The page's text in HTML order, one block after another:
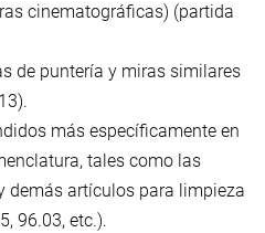
cinematográficas) (partida
de puntería y miras similares
más específicamente en
tales como las
demás artículos para limpieza
96.03, etc.).